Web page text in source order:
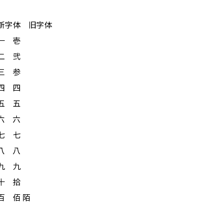
字体 旧字体
壱
弐
参
四
五
六
七
八
九
拾
佰 陌